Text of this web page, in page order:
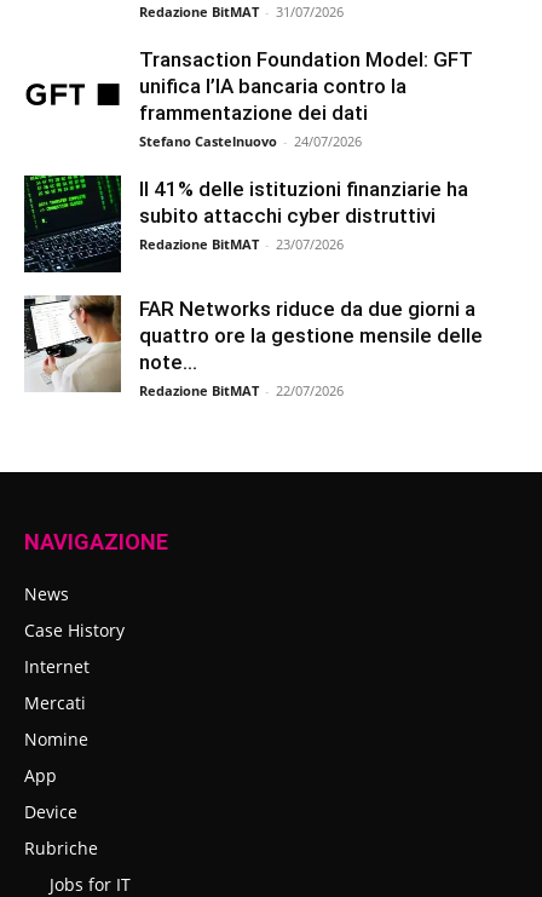
Redazione BitMAT - 31/07/2026
Transaction Foundation Model: GFT
unifica l’IA bancaria contro la
frammentazione dei dati
Stefano Castelnuovo - 24/07/2026
Il 41% delle istituzioni finanziarie ha
subito attacchi cyber distruttivi
Redazione BitMAT - 23/07/2026
FAR Networks riduce da due giorni a
quattro ore la gestione mensile delle
note...
Redazione BitMAT - 22/07/2026
NAVIGAZIONE
News
Case History
Internet
Mercati
Nomine
App
Device
Rubriche
Jobs for IT